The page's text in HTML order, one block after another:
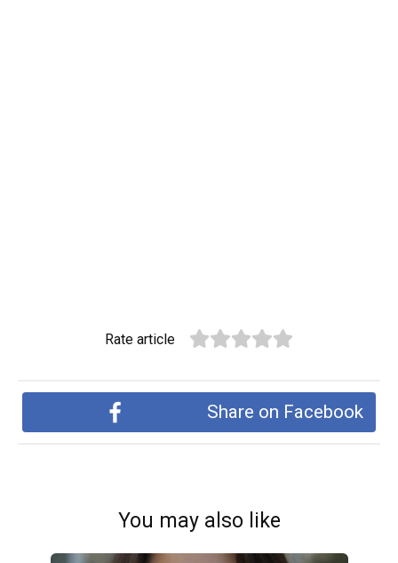
Rate article
Share on Facebook
You may also like